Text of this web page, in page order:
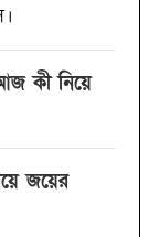
কী নিয়ে
জয়ের